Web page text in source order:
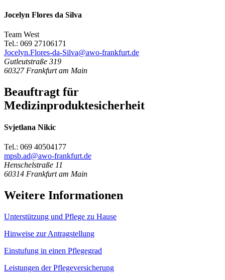
Jocelyn Flores da Silva
Team West
Tel.: 069 27106171
Jocelyn.Flores-da-Silva@awo-frankfurt.de
Gutleutstraße 319
60327 Frankfurt am Main
Beauftragt für
Medizinproduktesicherheit
Svjetlana Nikic
Tel.: 069 40504177
mpsb.ad@awo-frankfurt.de
Henschelstraße 11
60314 Frankfurt am Main
Weitere Informationen
Unterstützung und Pflege zu Hause
Hinweise zur Antragstellung
Einstufung in einen Pflegegrad
Leistungen der Pflegeversicherung